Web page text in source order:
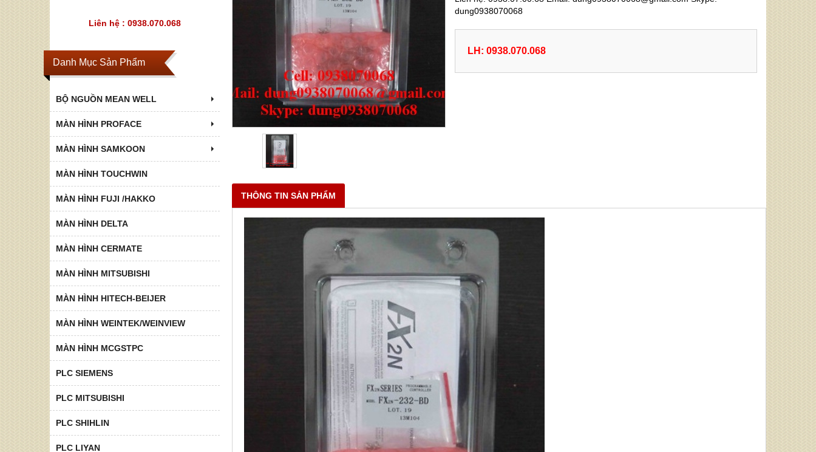
Liên hệ : 0938.070.068
Danh Mục Sản Phẩm
BỘ NGUỒN MEAN WELL
MÀN HÌNH PROFACE
MÀN HÌNH SAMKOON
MÀN HÌNH TOUCHWIN
MÀN HÌNH FUJI /HAKKO
MÀN HÌNH DELTA
MÀN HÌNH CERMATE
MÀN HÌNH MITSUBISHI
MÀN HÌNH HITECH-BEIJER
MÀN HÌNH WEINTEK/WEINVIEW
MÀN HÌNH MCGSTPC
PLC SIEMENS
PLC MITSUBISHI
PLC SHIHLIN
PLC LIYAN
dung0938070068
LH: 0938.070.068
THÔNG TIN SẢN PHẨM